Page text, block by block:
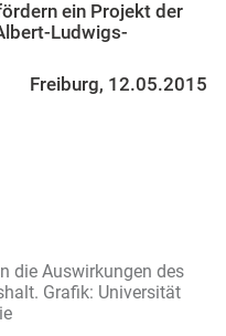
ein Projekt der
Ludwigs-
Freiburg, 12.05.2015
die Auswirkungen des
Grafik: Universität